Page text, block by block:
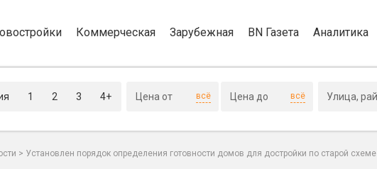
Коммерческая Зарубежная BN Газета Аналитика
1 2 3 4+ всё всё
> Установлен порядок определения готовности домов для достройки по старой схеме